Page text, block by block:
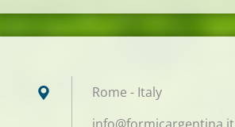
Rome - Italy